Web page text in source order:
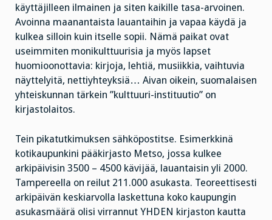
käyttäjilleen ilmainen ja siten kaikille tasa-arvoinen.
Avoinna maanantaista lauantaihin ja vapaa käydä ja
kulkea silloin kuin itselle sopii. Nämä paikat ovat
useimmiten monikulttuurisia ja myös lapset
huomioonottavia: kirjoja, lehtiä, musiikkia, vaihtuvia
näyttelyitä, nettiyhteyksiä… Aivan oikein, suomalaisen
yhteiskunnan tärkein ”kulttuuri-instituutio” on
kirjastolaitos.
Tein pikatutkimuksen sähköpostitse. Esimerkkinä
kotikaupunkini pääkirjasto Metso, jossa kulkee
arkipäivisin 3500 – 4500 kävijää, lauantaisin yli 2000.
Tampereella on reilut 211.000 asukasta. Teoreettisesti
arkipäivän keskiarvolla laskettuna koko kaupungin
asukasmäärä olisi virrannut YHDEN kirjaston kautta